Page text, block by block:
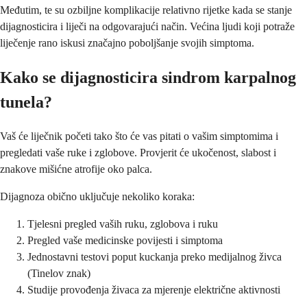
Međutim, te su ozbiljne komplikacije relativno rijetke kada se stanje
dijagnosticira i liječi na odgovarajući način. Većina ljudi koji potraže
liječenje rano iskusi značajno poboljšanje svojih simptoma.
Kako se dijagnosticira sindrom karpalnog
tunela?
Vaš će liječnik početi tako što će vas pitati o vašim simptomima i
pregledati vaše ruke i zglobove. Provjerit će ukočenost, slabost i
znakove mišićne atrofije oko palca.
Dijagnoza obično uključuje nekoliko koraka:
Tjelesni pregled vaših ruku, zglobova i ruku
Pregled vaše medicinske povijesti i simptoma
Jednostavni testovi poput kuckanja preko medijalnog živca
(Tinelov znak)
Studije provođenja živaca za mjerenje električne aktivnosti